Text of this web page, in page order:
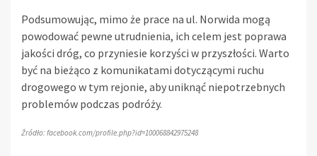
Podsumowując, mimo że prace na ul. Norwida mogą
powodować pewne utrudnienia, ich celem jest poprawa
jakości dróg, co przyniesie korzyści w przyszłości. Warto
być na bieżąco z komunikatami dotyczącymi ruchu
drogowego w tym rejonie, aby uniknąć niepotrzebnych
problemów podczas podróży.
Źródło: facebook.com/profile.php?id=100068842975248